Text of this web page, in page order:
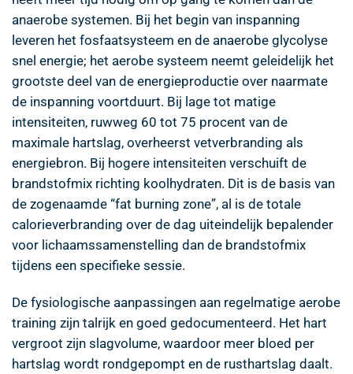
anaerobe systemen. Bij het begin van inspanning
leveren het fosfaatsysteem en de anaerobe glycolyse
snel energie; het aerobe systeem neemt geleidelijk het
grootste deel van de energieproductie over naarmate
de inspanning voortduurt. Bij lage tot matige
intensiteiten, ruwweg 60 tot 75 procent van de
maximale hartslag, overheerst vetverbranding als
energiebron. Bij hogere intensiteiten verschuift de
brandstofmix richting koolhydraten. Dit is de basis van
de zogenaamde “fat burning zone”, al is de totale
calorieverbranding over de dag uiteindelijk bepalender
voor lichaamssamenstelling dan de brandstofmix
tijdens een specifieke sessie.
De fysiologische aanpassingen aan regelmatige aerobe
training zijn talrijk en goed gedocumenteerd. Het hart
vergroot zijn slagvolume, waardoor meer bloed per
hartslag wordt rondgepompt en de rusthartslag daalt.